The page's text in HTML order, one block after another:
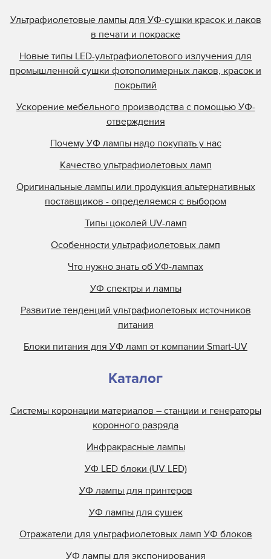
Ультрафиолетовые лампы для УФ-сушки красок и лаков
в печати и покраске
Новые типы LED-ультрафиолетового излучения для
промышленной сушки фотополимерных лаков, красок и
покрытий
Ускорение мебельного производства с помощью УФ-
отверждения
Почему УФ лампы надо покупать у нас
Качество ультрафиолетовых ламп
Оригинальные лампы или продукция альтернативных
поставщиков - определяемся с выбором
Типы цоколей UV-ламп
Особенности ультрафиолетовых ламп
Что нужно знать об УФ-лампах
УФ спектры и лампы
Развитие тенденций ультрафиолетовых источников
питания
Блоки питания для УФ ламп от компании Smart-UV
Каталог
Системы коронации материалов – станции и генераторы
коронного разряда
Инфракрасные лампы
УФ LED блоки (UV LED)
УФ лампы для принтеров
УФ лампы для сушек
Отражатели для ультрафиолетовых ламп УФ блоков
УФ лампы для экспонирования